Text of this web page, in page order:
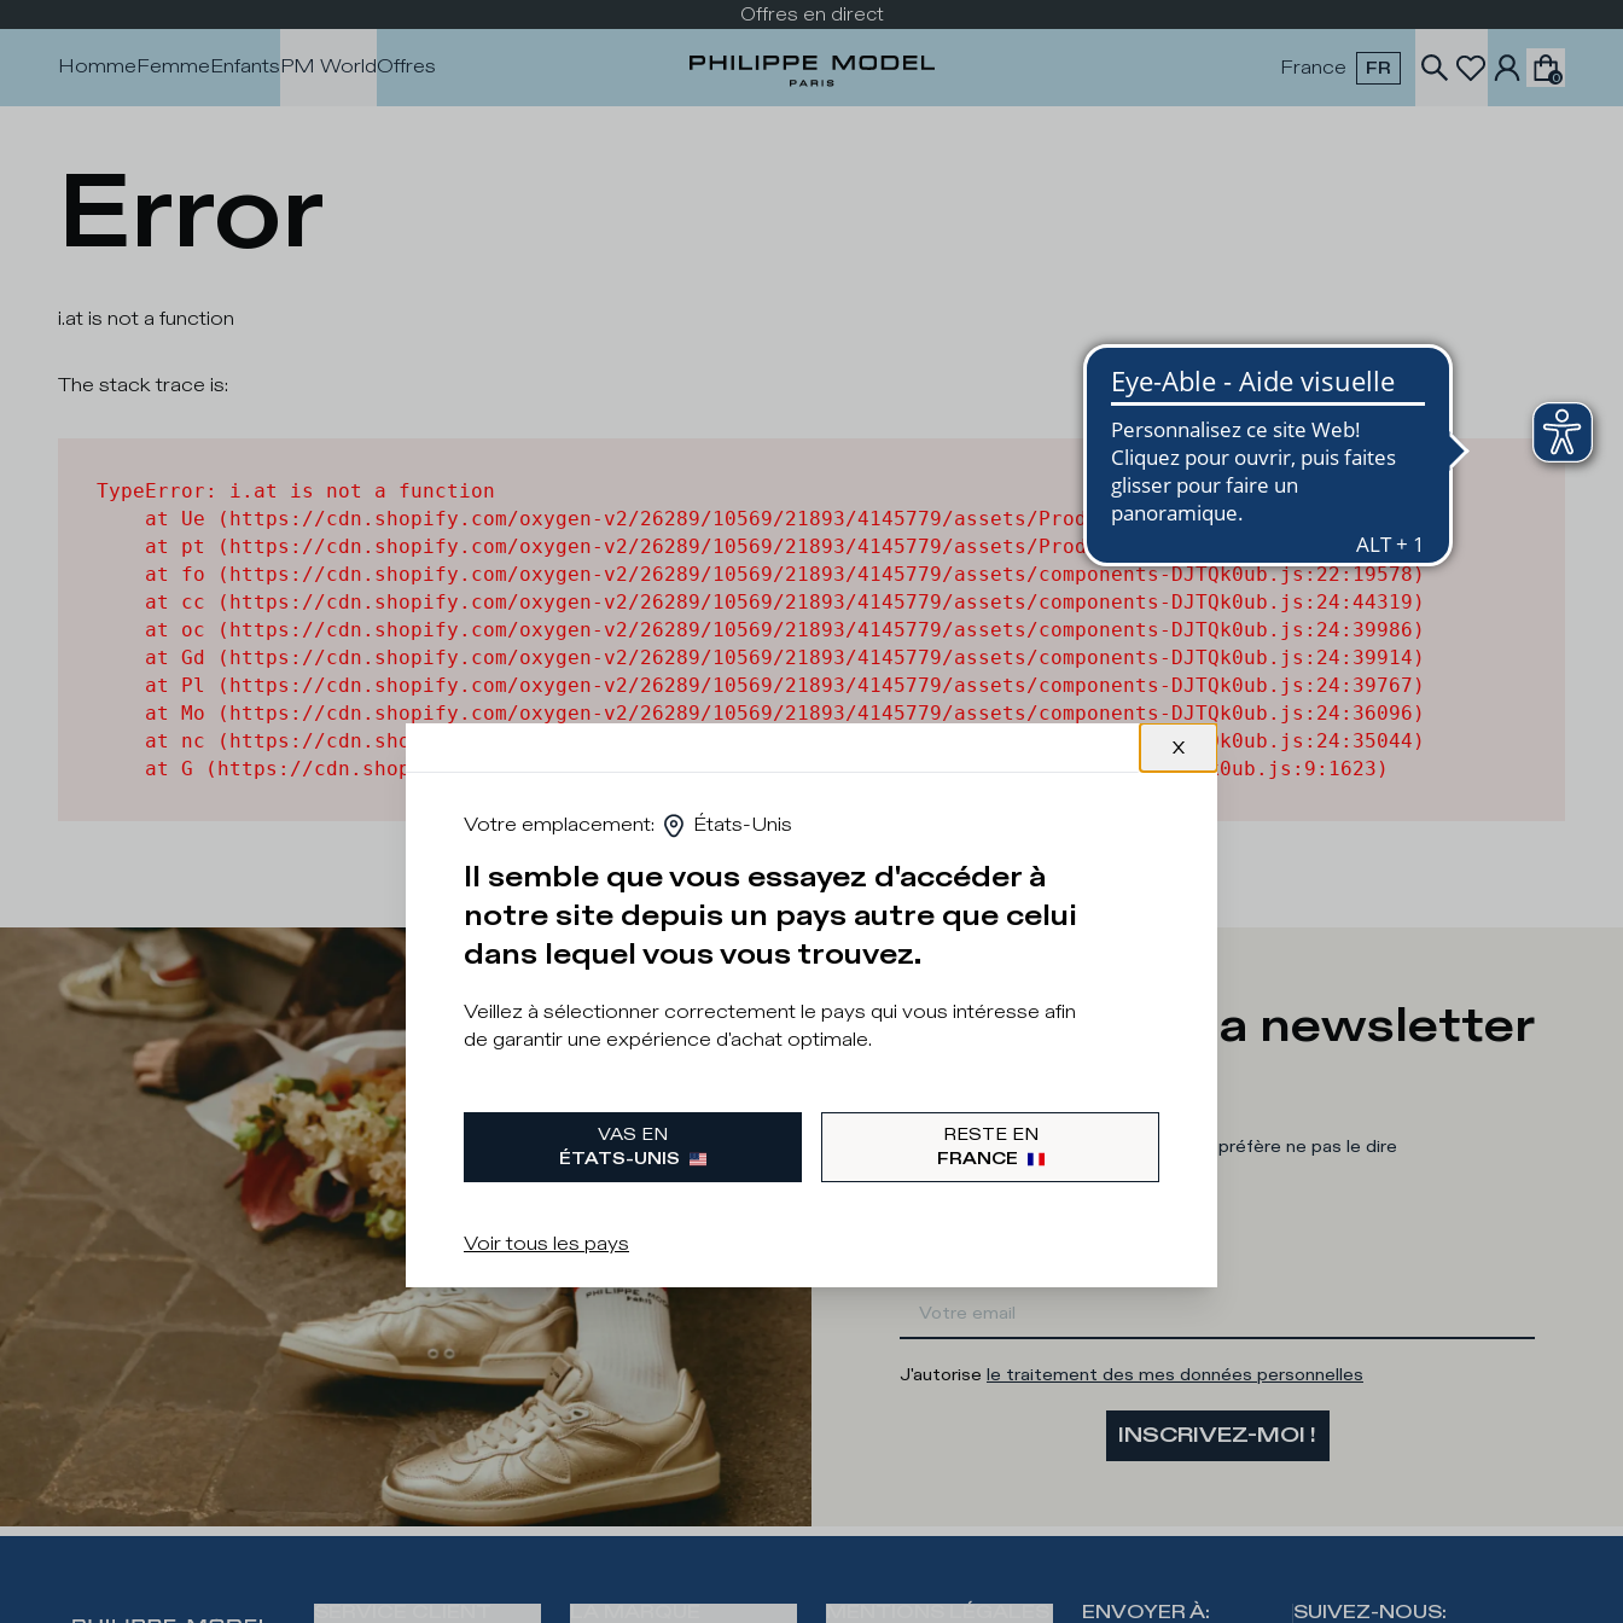
Offres en direct
HommeFemmeEnfantsPM WorldOffres France FR 0
Error
i.at is not a function
The stack trace is:
TypeError: i.at is not a function
    at Ue (https://cdn.shopify.com/oxygen-v2/26289/10569/21893/4145779/assets/ProductCard-CIiF3MV6.js:1:18617)
    at pt (https://cdn.shopify.com/oxygen-v2/26289/10569/21893/4145779/assets/ProductCard-CIiF3MV6.js:1:13545)
    at fo (https://cdn.shopify.com/oxygen-v2/26289/10569/21893/4145779/assets/components-DJTQk0ub.js:22:19578)
    at cc (https://cdn.shopify.com/oxygen-v2/26289/10569/21893/4145779/assets/components-DJTQk0ub.js:24:44319)
    at oc (https://cdn.shopify.com/oxygen-v2/26289/10569/21893/4145779/assets/components-DJTQk0ub.js:24:39986)
    at Gd (https://cdn.shopify.com/oxygen-v2/26289/10569/21893/4145779/assets/components-DJTQk0ub.js:24:39914)
    at Pl (https://cdn.shopify.com/oxygen-v2/26289/10569/21893/4145779/assets/components-DJTQk0ub.js:24:39767)
    at Mo (https://cdn.shopify.com/oxygen-v2/26289/10569/21893/4145779/assets/components-DJTQk0ub.js:24:36096)
    at nc (https://cdn.shopify.com/oxygen-v2/26289/10569/21893/4145779/assets/components-DJTQk0ub.js:24:35044)
    at G (https://cdn.shopify.com/oxygen-v2/26289/10569/21893/4145779/assets/components-DJTQk0ub.js:9:1623)
S'abonner à la newsletter
Homme
Je préfère ne pas le dire
J'autorise le traitement des mes données personnelles
INSCRIVEZ-MOI !
ENVOYER À: SUIVEZ-NOUS:
Votre emplacement: États-Unis
Il semble que vous essayez d'accéder à
notre site depuis un pays autre que celui
dans lequel vous vous trouvez.
Veillez à sélectionner correctement le pays qui vous intéresse afin
de garantir une expérience d'achat optimale.
VAS EN
ÉTATS-UNIS
RESTE EN
FRANCE
Voir tous les pays